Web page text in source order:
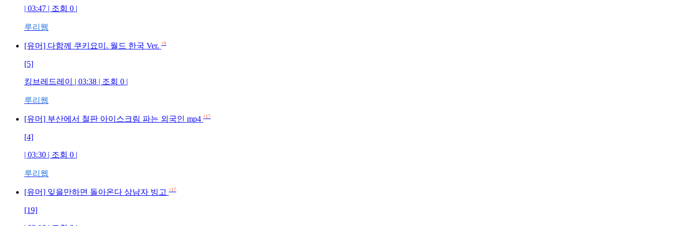
| 03:47 | 조회 0 |
루리웹
[유머] 다함께 쿠키요미. 월드 한국 Ver. +9
[5]
킹브레드레이 | 03:38 | 조회 0 |
루리웹
[유머] 부산에서 철판 아이스크림 파는 외국인 mp4 +17
[4]
| 03:30 | 조회 0 |
루리웹
[유머] 잊을만하면 돌아온다 상남자 빙고 +17
[19]